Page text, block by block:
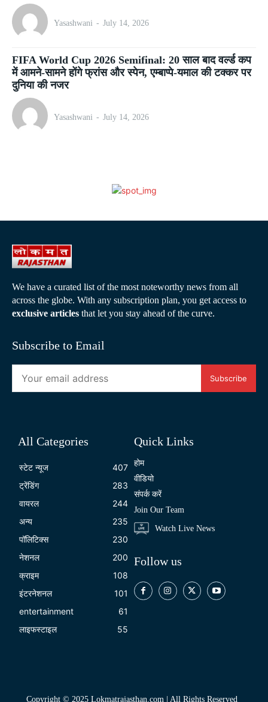
Yasashwani - July 14, 2026
FIFA World Cup 2026 Semifinal: 20 साल बाद वर्ल्ड कप
में आमने-सामने होंगे फ्रांस और स्पेन, एम्बाप्पे-यमाल की टक्कर पर
दुनिया की नजर
Yasashwani - July 14, 2026
We have a curated list of the most noteworthy news from all
across the globe. With any subscription plan, you get access to
exclusive articles that let you stay ahead of the curve.
Subscribe to Email
Subscribe
All Categories
स्टेट न्यूज
407
ट्रेंडिंग
283
वायरल
244
अन्य
235
पॉलिटिक्स
230
नेशनल
200
क्राइम
108
इंटरनेशनल
101
entertainment
61
लाइफस्टाइल
55
Quick Links
होम
वीडियो
संपर्क करें
Join Our Team
Watch Live News
Follow us
Copyright © 2025 Lokmatrajasthan.com | All Rights Reserved